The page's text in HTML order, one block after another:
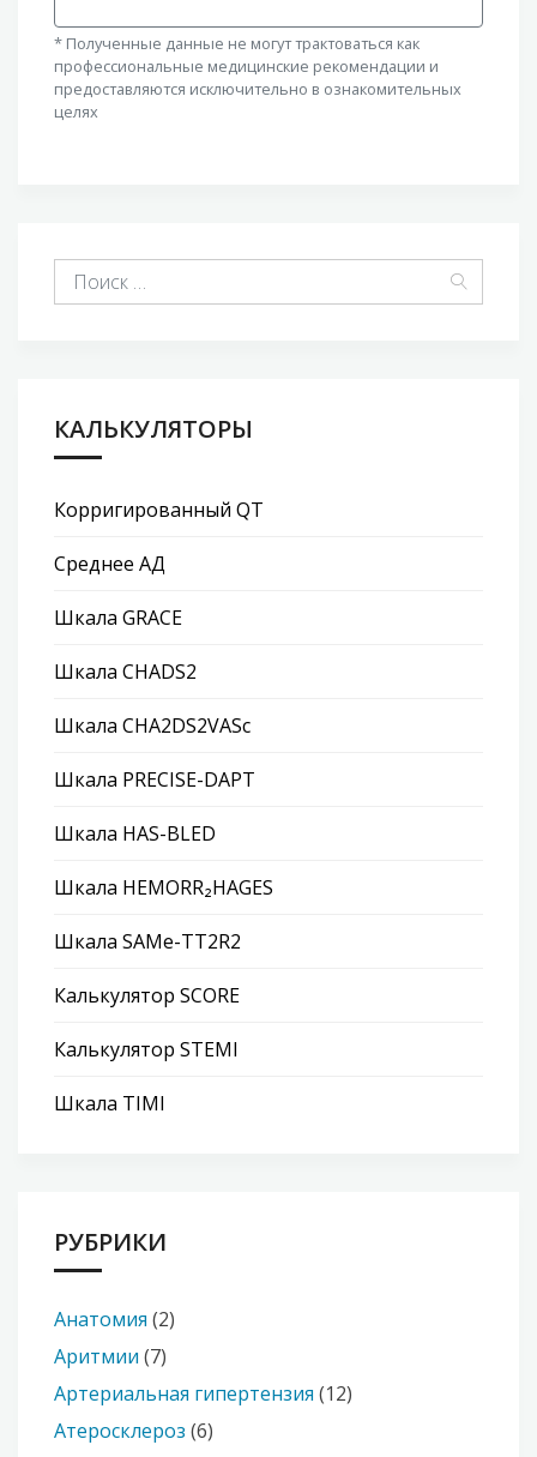
* Полученные данные не могут трактоваться как
профессиональные медицинские рекомендации и
предоставляются исключительно в ознакомительных
целях
КАЛЬКУЛЯТОРЫ
Корригированный QT
Среднее АД
Шкала GRACE
Шкала CHADS2
Шкала CHA2DS2VASc
Шкала PRECISE-DAPT
Шкала HAS-BLED
Шкала HEMORR₂HAGES
Шкала SAMe-TT2R2
Калькулятор SCORE
Калькулятор STEMI
Шкала TIMI
РУБРИКИ
Анатомия (2)
Аритмии (7)
Артериальная гипертензия (12)
Атеросклероз (6)